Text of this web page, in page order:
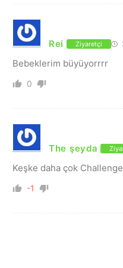
Rei Ziyaretçi
Bebeklerim büyüyorrrr
0
The şeyda
Keşke daha çok
-1